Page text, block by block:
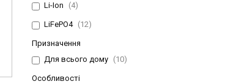
Li-Ion
4
LiFePO4 12
Призначення
Для всього дому
10
Особливості